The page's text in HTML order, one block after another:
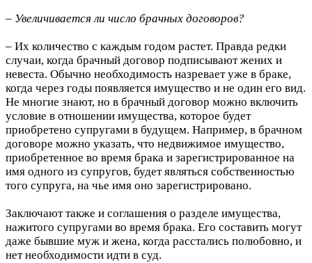
– Увеличивается ли число брачных договоров?
– Их количество с каждым годом растет. Правда редки
случаи, когда брачный договор подписывают жених и
невеста. Обычно необходимость назревает уже в браке,
когда через годы появляется имущество и не один его вид.
Не многие знают, но в брачный договор можно включить
условие в отношении имущества, которое будет
приобретено супругами в будущем. Например, в брачном
договоре можно указать, что недвижимое имущество,
приобретенное во время брака и зарегистрированное на
имя одного из супругов, будет являться собственностью
того супруга, на чье имя оно зарегистрировано.
Заключают также и соглашения о разделе имущества,
нажитого супругами во время брака. Его составить могут
даже бывшие муж и жена, когда расстались полюбовно, и
нет необходимости идти в суд.